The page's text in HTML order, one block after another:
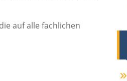
auf alle fachlichen